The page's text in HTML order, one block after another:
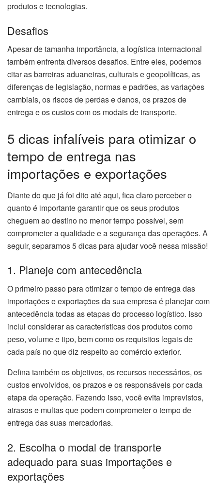
produtos e tecnologias.
Desafios
Apesar de tamanha importância, a logística internacional
também enfrenta diversos desafios. Entre eles, podemos
citar as barreiras aduaneiras, culturais e geopolíticas, as
diferenças de legislação, normas e padrões, as variações
cambiais, os riscos de perdas e danos, os prazos de
entrega e os custos com os modais de transporte.
5 dicas infalíveis para otimizar o
tempo de entrega nas
importações e exportações
Diante do que já foi dito até aqui, fica claro perceber o
quanto é importante garantir que os seus produtos
cheguem ao destino no menor tempo possível, sem
comprometer a qualidade e a segurança das operações. A
seguir, separamos 5 dicas para ajudar você nessa missão!
1. Planeje com antecedência
O primeiro passo para otimizar o tempo de entrega das
importações e exportações da sua empresa é planejar com
antecedência todas as etapas do processo logístico. Isso
inclui considerar as características dos produtos como
peso, volume e tipo, bem como os requisitos legais de
cada país no que diz respeito ao comércio exterior.
Defina também os objetivos, os recursos necessários, os
custos envolvidos, os prazos e os responsáveis por cada
etapa da operação. Fazendo isso, você evita imprevistos,
atrasos e multas que podem comprometer o tempo de
entrega das suas mercadorias.
2. Escolha o modal de transporte
adequado para suas importações e
exportações